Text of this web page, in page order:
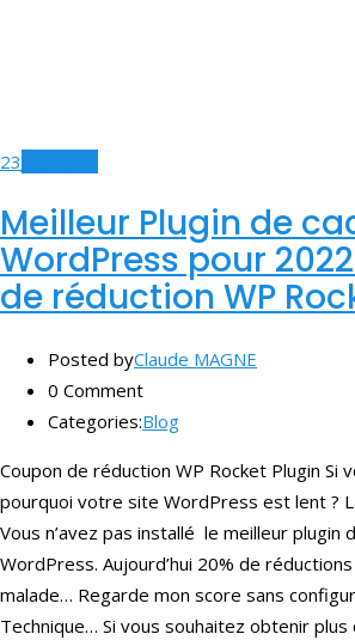
23
Meilleur Plugin de
WordPress pour
de réduction WP
Posted byClaude MAGNE
0 Comment
Categories:Blog
Coupon de réduction WP Rocket Plugin Si
pourquoi votre site WordPress est lent ?
Vous n’avez pas installé le meilleur plugin
WordPress. Aujourd’hui 20% de
malade… Regarde mon score sans
Technique… Si vous souhaitez obtenir